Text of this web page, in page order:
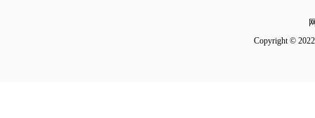
Copyright ©